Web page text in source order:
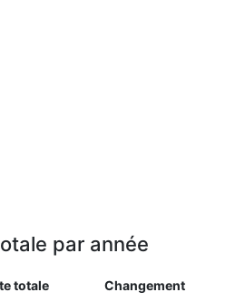
par année
totale Changement